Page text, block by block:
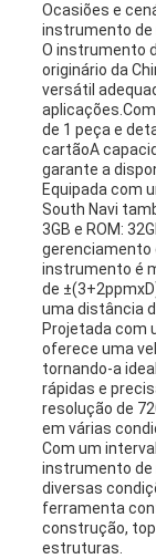
Ocasiões e
instrumento de
O instrumento
originário da
versátil
de 1 peça e
cartãoA
garante a
Equipada com
South Navi
3GB e ROM:
gerenciamento
instrumento é
de
uma distância
Projetada com
oferece uma
tornando-a
rápidas e
resolução de
em várias
Com um
instrumento de
diversas
ferramenta
construção,
estruturas.